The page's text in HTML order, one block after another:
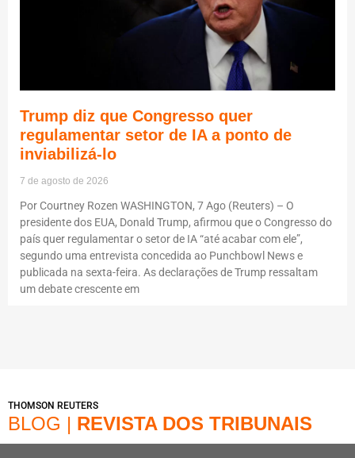
Trump diz que Congresso quer
regulamentar setor de IA a ponto de
inviabilizá-lo
7 de agosto de 2026
Por Courtney Rozen WASHINGTON, 7 Ago (Reuters) – O
presidente dos EUA, Donald Trump, afirmou que o Congresso do
país quer regulamentar o setor de IA “até acabar com ele”,
segundo uma entrevista concedida ao Punchbowl News e
publicada na sexta-feira. As declarações de Trump ressaltam
um debate crescente em
THOMSON REUTERS
BLOG | REVISTA DOS TRIBUNAIS